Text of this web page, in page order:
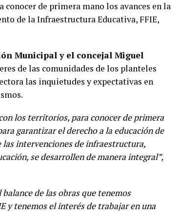
conocer de primera mano los avances en la
de la Infraestructura Educativa, FFIE,
Municipal y el concejal Miguel
de las comunidades de los planteles
las inquietudes y expectativas en
los territorios, para conocer de primera
garantizar el derecho a la educación de
intervenciones de infraestructura,
se desarrollen de manera integral”,
de las obras que tenemos
y tenemos el interés de trabajar en una